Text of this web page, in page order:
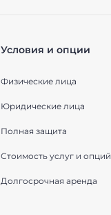
Условия и опции
Физические лица
Юридические лица
Полная защита
Стоимость услуг и опций
Долгосрочная аренда